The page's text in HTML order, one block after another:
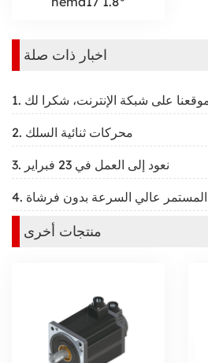
اخبار ذات صلة
2. محركات ثنائية السلك
3. نعود إلى العمل في 23 فبراير
المستمر عالي السرعة بدون فرشاة
منتجات أخرى